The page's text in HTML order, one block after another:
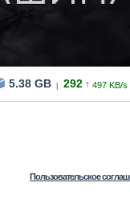
5.38 GB 292 ↑ 497 KB/s
Пользовательское